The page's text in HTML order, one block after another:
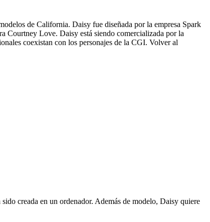
de California. Daisy fue diseñada por la empresa Spark
Courtney Love. Daisy está siendo comercializada por la
coexistan con los personajes de la CGI. Volver al
creada en un ordenador. Además de modelo, Daisy quiere